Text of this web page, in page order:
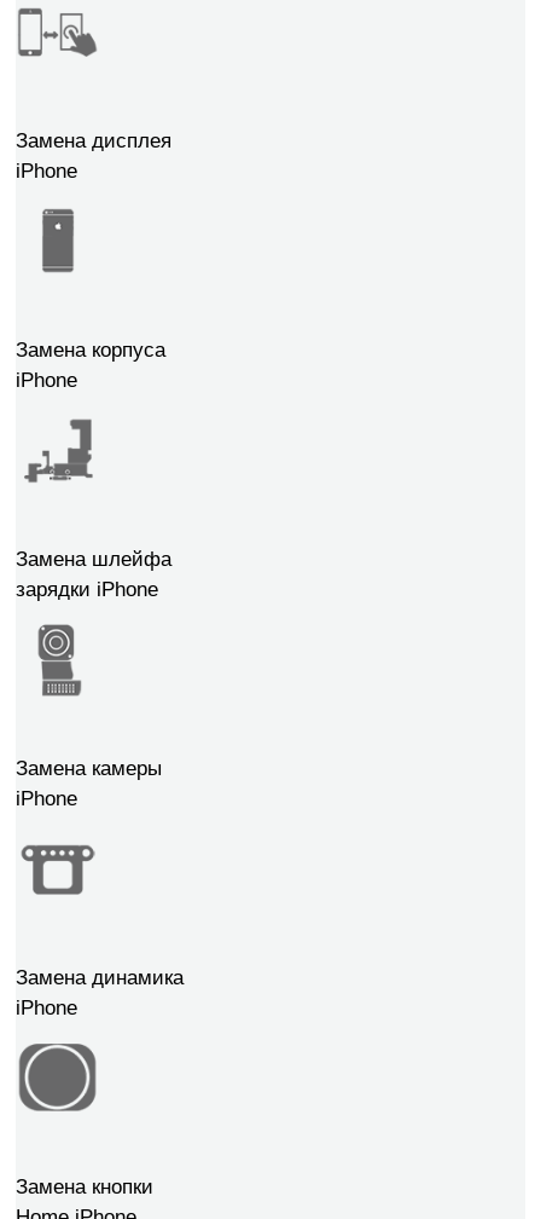
Замена дисплея
iPhone
Замена корпуса
iPhone
Замена шлейфа
зарядки iPhone
Замена камеры
iPhone
Замена динамика
iPhone
Замена кнопки